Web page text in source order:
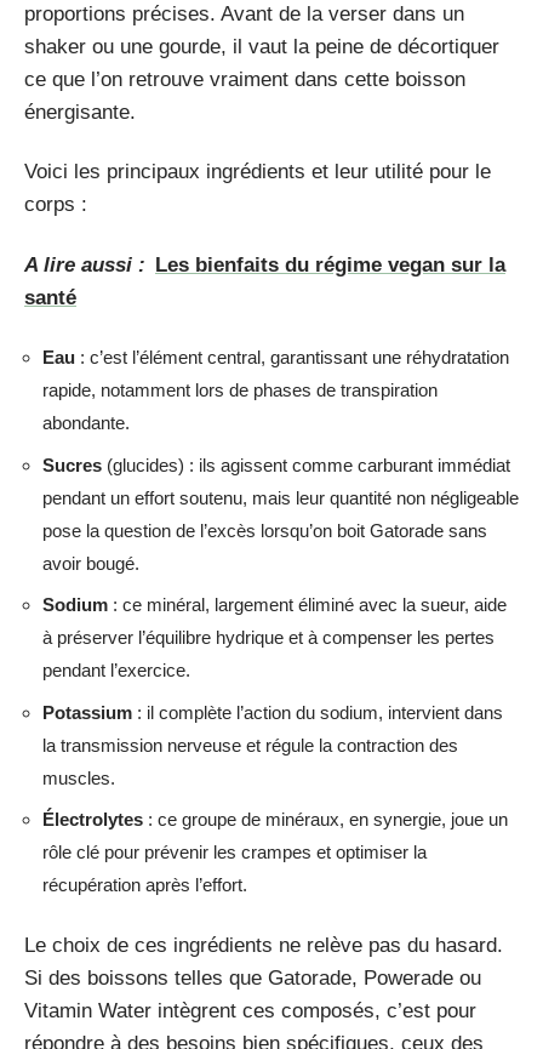
proportions précises. Avant de la verser dans un
shaker ou une gourde, il vaut la peine de décortiquer
ce que l’on retrouve vraiment dans cette boisson
énergisante.
Voici les principaux ingrédients et leur utilité pour le
corps :
A lire aussi : Les bienfaits du régime vegan sur la
santé
Eau : c’est l’élément central, garantissant une réhydratation
rapide, notamment lors de phases de transpiration
abondante.
Sucres (glucides) : ils agissent comme carburant immédiat
pendant un effort soutenu, mais leur quantité non négligeable
pose la question de l’excès lorsqu’on boit Gatorade sans
avoir bougé.
Sodium : ce minéral, largement éliminé avec la sueur, aide
à préserver l’équilibre hydrique et à compenser les pertes
pendant l’exercice.
Potassium : il complète l’action du sodium, intervient dans
la transmission nerveuse et régule la contraction des
muscles.
Électrolytes : ce groupe de minéraux, en synergie, joue un
rôle clé pour prévenir les crampes et optimiser la
récupération après l’effort.
Le choix de ces ingrédients ne relève pas du hasard.
Si des boissons telles que Gatorade, Powerade ou
Vitamin Water intègrent ces composés, c’est pour
répondre à des besoins bien spécifiques, ceux des